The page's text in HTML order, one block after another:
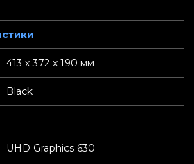
413 х 372 х 190 мм
Black
UHD Graphics 630